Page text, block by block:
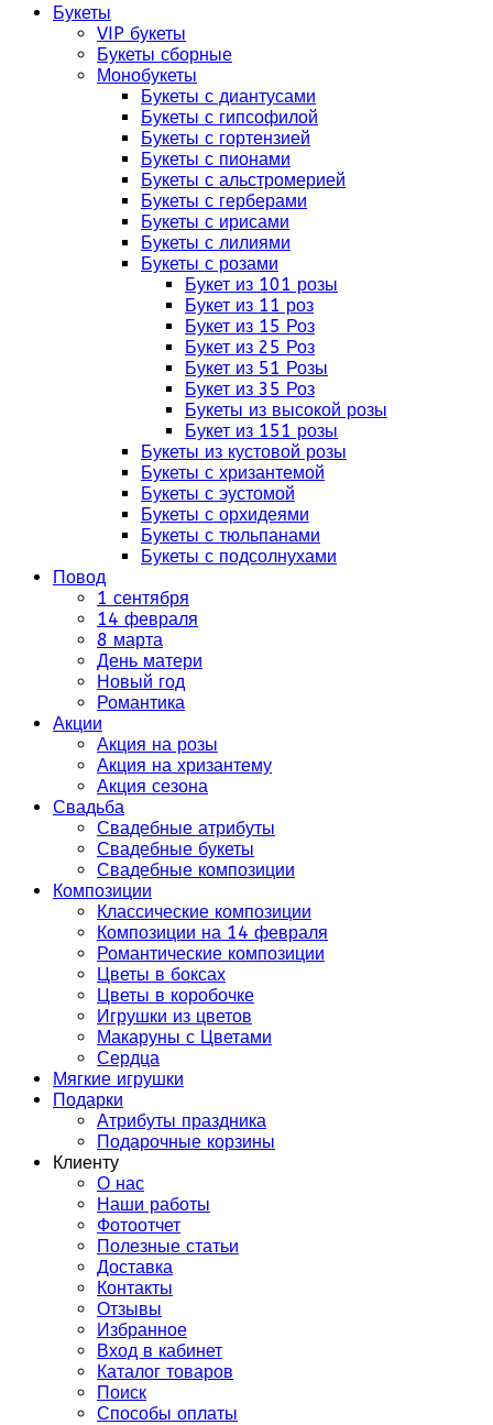
Букеты
VIP букеты
Букеты сборные
Монобукеты
Букеты с диантусами
Букеты с гипсофилой
Букеты с гортензией
Букеты с пионами
Букеты с альстромерией
Букеты с герберами
Букеты с ирисами
Букеты с лилиями
Букеты с розами
Букет из 101 розы
Букет из 11 роз
Букет из 15 Роз
Букет из 25 Роз
Букет из 51 Розы
Букет из 35 Роз
Букеты из высокой розы
Букет из 151 розы
Букеты из кустовой розы
Букеты с хризантемой
Букеты с эустомой
Букеты с орхидеями
Букеты с тюльпанами
Букеты с подсолнухами
Повод
1 сентября
14 февраля
8 марта
День матери
Новый год
Романтика
Акции
Акция на розы
Акция на хризантему
Акция сезона
Свадьба
Свадебные атрибуты
Свадебные букеты
Свадебные композиции
Композиции
Классические композиции
Композиции на 14 февраля
Романтические композиции
Цветы в боксах
Цветы в коробочке
Игрушки из цветов
Макаруны с Цветами
Сердца
Мягкие игрушки
Подарки
Атрибуты праздника
Подарочные корзины
Клиенту
О нас
Наши работы
Фотоотчет
Полезные статьи
Доставка
Контакты
Отзывы
Избранное
Вход в кабинет
Каталог товаров
Поиск
Способы оплаты